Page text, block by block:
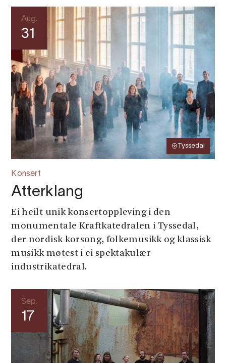
Aug.
31
Tyssedal
Konsert
Atterklang
Ei heilt unik konsertoppleving i den
monumentale Kraftkatedralen i Tyssedal,
der nordisk korsong, folkemusikk og klassisk
musikk møtest i ei spektakulær
industrikatedral.
Sep.
17